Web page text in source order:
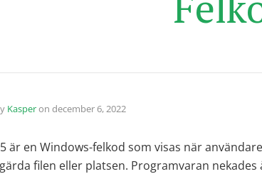
Kasperon december 6, 2022
är en Windows-felkod som visas när
filen eller platsen. Programvaran